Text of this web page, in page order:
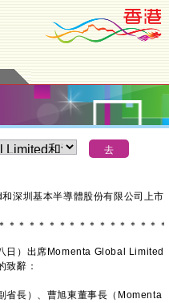
深圳基本半導體股份有限公司上市
＊ ＊ ＊ ＊ ＊ ＊ ＊ ＊ ＊ ＊ ＊ ＊ ＊ ＊ ＊ ＊ ＊
）出席Momenta Global Limited
致辭：
省長）、曹旭東董事長（Momenta